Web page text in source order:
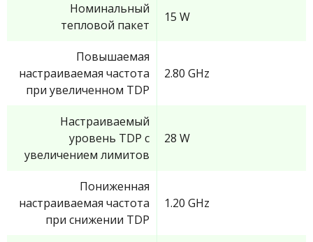
Номинальный
тепловой пакет
15 W
Повышаемая
настраиваемая частота
при увеличенном TDP
2.80 GHz
Настраиваемый
уровень TDP с
увеличением лимитов
28 W
Пониженная
настраиваемая частота
при снижении TDP
1.20 GHz